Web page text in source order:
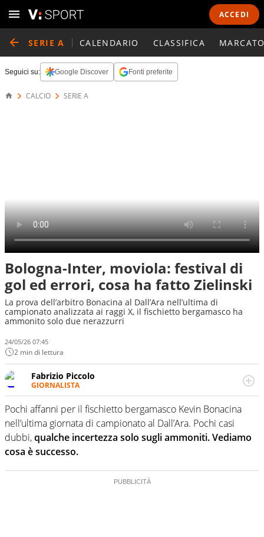
ACCEDI
SERIE A CALENDARIO CLASSIFICA
Seguici su: Google Discover Fonti preferite
CALCIO SERIE A
Bologna-Inter, moviola: festival di
gol ed errori, cosa ha fatto Zielinski
La prova dell’arbitro Bonacina al Dall’Ara nell’ultima di
campionato analizzata ai raggi X, il fischietto bergamasco ha
ammonito solo due nerazzurri
24/05/26 07:45
2 min di lettura
Fabrizio Piccolo
GIORNALISTA
Nella sua carriera ha seguito numerose manifestazioni
sportive e collaborato con agenzie e testate. Esperienza,
competenza, conoscenza e memoria storica. Si occupa
prevalentemente di calcio
Pochi affanni per il fischietto bergamasco Kevin Bonacina
nell’ultima giornata di campionato al Dall’Ara. Pochi casi
dubbi,qualche incertezza solo sugli ammoniti. Vediamo
cosa è successo.